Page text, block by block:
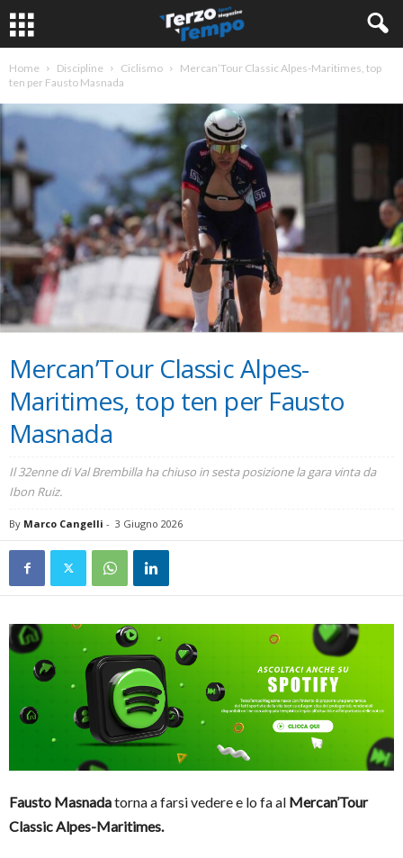
Home Discipline Ciclismo
Mercan’Tour Classic Alpes-Maritimes, top
ten per Fausto Masnada
Mercan’Tour Classic Alpes-
Maritimes, top ten per Fausto
Masnada
Il 32enne di Val Brembilla ha chiuso in sesta posizione la gara vinta da
Ibon Ruiz.
By Marco Cangelli - 3 Giugno 2026
Fausto Masnadatorna a farsi vedere e lo fa al Mercan’Tour
Classic Alpes-Maritimes.